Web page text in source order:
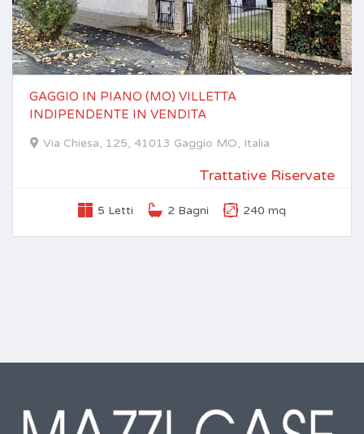
GAGGIO IN PIANO (MO) VILLETTA
INDIPENDENTE IN VENDITA
Via Chiesa, 125, 41013 Gaggio MO, Italia
Trattative Riservate
5 Letti 2 Bagni 240 mq